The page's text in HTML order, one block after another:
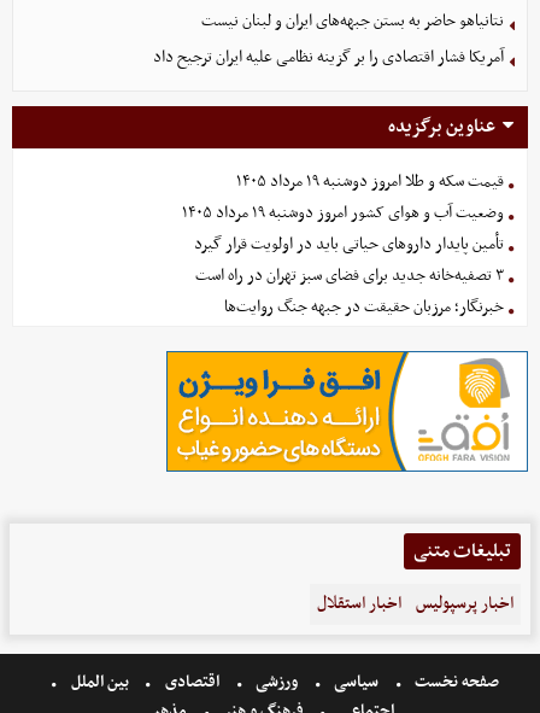
نتانیاهو حاضر به بستن جبهه‌های ایران و لبنان نیست
آمریکا فشار اقتصادی را بر گزینه نظامی علیه ایران ترجیح داد
عناوین برگزیده
قیمت سکه و طلا امروز دوشنبه ۱۹ مرداد ۱۴۰۵
وضعیت آب و هوای کشور امروز دوشنبه ۱۹ مرداد ۱۴۰۵
تأمین پایدار داروهای حیاتی باید در اولویت قرار گیرد
۳ تصفیه‌خانه جدید برای فضای سبز تهران در راه است
خبرنگار؛ مرزبان حقیقت در جبهه جنگ روایت‌ها
تبلیغات متنی
اخبار پرسپولیس اخبار استقلال
صفحه نخست سیاسی ورزشی اقتصادی
بین الملل